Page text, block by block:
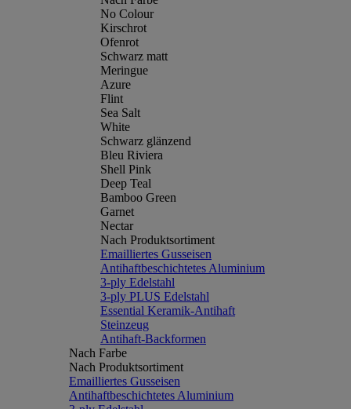
No Colour
Kirschrot
Ofenrot
Schwarz matt
Meringue
Azure
Flint
Sea Salt
White
Schwarz glänzend
Bleu Riviera
Shell Pink
Deep Teal
Bamboo Green
Garnet
Nectar
Nach Produktsortiment
Emailliertes Gusseisen
Antihaftbeschichtetes Aluminium
3-ply Edelstahl
3-ply PLUS Edelstahl
Essential Keramik-Antihaft
Steinzeug
Antihaft-Backformen
Nach Farbe
Nach Produktsortiment
Emailliertes Gusseisen
Antihaftbeschichtetes Aluminium